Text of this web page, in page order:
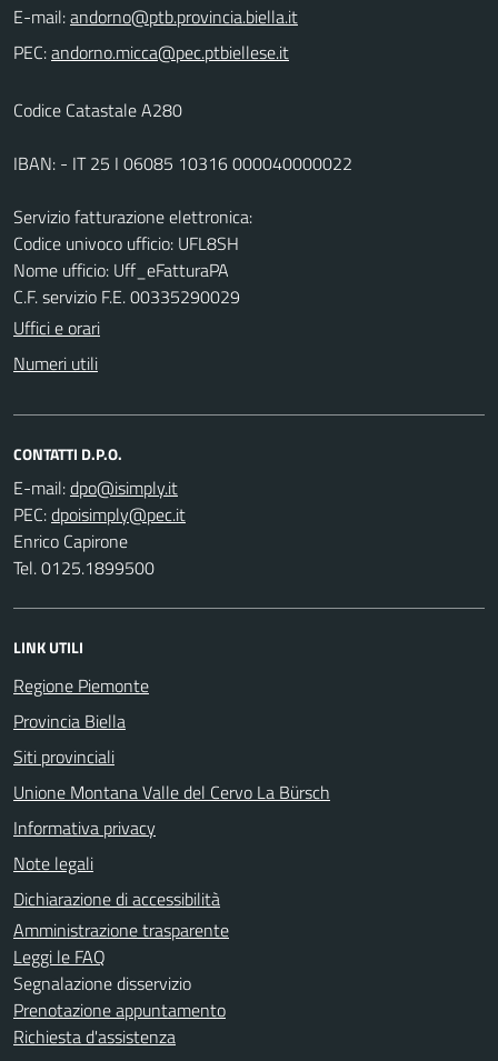
E-mail:
PEC:
Codice Catastale A280
IBAN: - IT 25 I 06085 10316 000040000022
Servizio fatturazione elettronica:
Codice univoco ufficio: UFL8SH
Nome ufficio: Uff_eFatturaPA
C.F. servizio F.E. 00335290029
Uffici e orari
Numeri utili
CONTATTI D.P.O.
E-mail:
PEC:
Enrico Capirone
Tel. 0125.1899500
LINK UTILI
Regione Piemonte
Provincia Biella
Siti provinciali
Unione Montana Valle del Cervo La Bürsch
Informativa privacy
Note legali
Dichiarazione di accessibilità
Amministrazione trasparente
Leggi le FAQ
Segnalazione disservizio
Prenotazione appuntamento
Richiesta d'assistenza